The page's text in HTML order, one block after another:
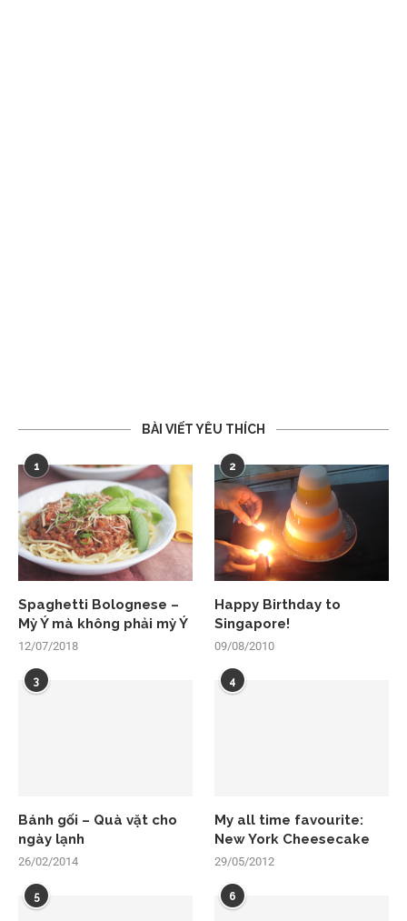
BÀI VIẾT YÊU THÍCH
1
Spaghetti Bolognese –
Mỳ Ý mà không phải mỳ Ý
12/07/2018
2
Happy Birthday to
Singapore!
09/08/2010
3
Bánh gối – Quà vặt cho
ngày lạnh
26/02/2014
4
My all time favourite:
New York Cheesecake
29/05/2012
5 6